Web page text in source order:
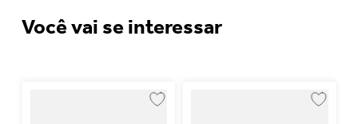
Você vai se interessar